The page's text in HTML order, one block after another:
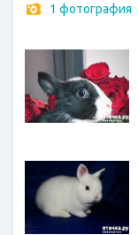
1 фотография